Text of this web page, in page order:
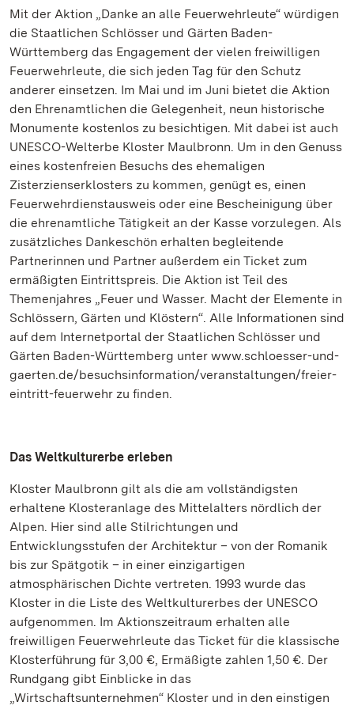
Mit der Aktion „Danke an alle Feuerwehrleute“ würdigen
die Staatlichen Schlösser und Gärten Baden-
Württemberg das Engagement der vielen freiwilligen
Feuerwehrleute, die sich jeden Tag für den Schutz
anderer einsetzen. Im Mai und im Juni bietet die Aktion
den Ehrenamtlichen die Gelegenheit, neun historische
Monumente kostenlos zu besichtigen. Mit dabei ist auch
UNESCO-Welterbe Kloster Maulbronn. Um in den Genuss
eines kostenfreien Besuchs des ehemaligen
Zisterzienserklosters zu kommen, genügt es, einen
Feuerwehrdienstausweis oder eine Bescheinigung über
die ehrenamtliche Tätigkeit an der Kasse vorzulegen. Als
zusätzliches Dankeschön erhalten begleitende
Partnerinnen und Partner außerdem ein Ticket zum
ermäßigten Eintrittspreis. Die Aktion ist Teil des
Themenjahres „Feuer und Wasser. Macht der Elemente in
Schlössern, Gärten und Klöstern“. Alle Informationen sind
auf dem Internetportal der Staatlichen Schlösser und
Gärten Baden-Württemberg unter www.schloesser-und-
gaerten.de/besuchsinformation/veranstaltungen/freier-
eintritt-feuerwehr zu finden.
Das Weltkulturerbe erleben
Kloster Maulbronn gilt als die am vollständigsten
erhaltene Klosteranlage des Mittelalters nördlich der
Alpen. Hier sind alle Stilrichtungen und
Entwicklungsstufen der Architektur – von der Romanik
bis zur Spätgotik – in einer einzigartigen
atmosphärischen Dichte vertreten. 1993 wurde das
Kloster in die Liste des Weltkulturerbes der UNESCO
aufgenommen. Im Aktionszeitraum erhalten alle
freiwilligen Feuerwehrleute das Ticket für die klassische
Klosterführung für 3,00 €, Ermäßigte zahlen 1,50 €. Der
Rundgang gibt Einblicke in das
„Wirtschaftsunternehmen“ Kloster und in den einstigen